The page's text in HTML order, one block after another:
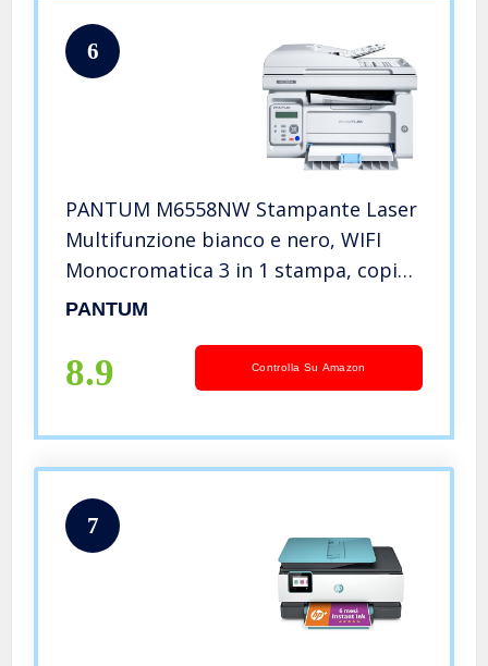
6
PANTUM M6558NW Stampante Laser
Multifunzione bianco e nero, WIFI
Monocromatica 3 in 1 stampa, copia
e scansione, Wireless con ADF,
Fogli per Ufficio e Casa
PANTUM
8.9 Controlla Su Amazon
7